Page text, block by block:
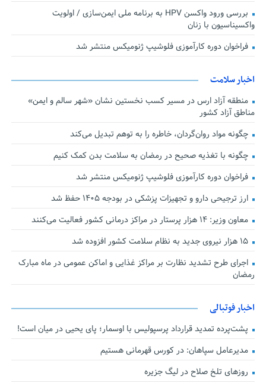
بررسی ورود واکسن HPV به برنامه ملی ایمن‌سازی / اولویت
واکسیناسیون با زنان
فراخوان دوره کارآموزی فلوشیپ ژنومیکس منتشر شد
اخبار سلامت
منطقه آزاد ارس در مسیر کسب نخستین نشان «شهر سالم و ایمن»
مناطق آزاد کشور
چگونه مواد روان‌گردان، خاطره را به توهم تبدیل می‌کند
چگونه با تغذیه صحیح در رمضان به سلامت بدن کمک کنیم
فراخوان دوره کارآموزی فلوشیپ ژنومیکس منتشر شد
ارز ترجیحی دارو و تجهیزات پزشکی در بودجه ۱۴۰۵ حفظ شد
معاون وزیر: ۱۴ هزار پرستار در مراکز درمانی کشور فعالیت می‌کنند
۱۵ هزار نیروی جدید به نظام سلامت کشور افزوده شد
اجرای طرح تشدید نظارت بر مراکز غذایی و اماکن عمومی در ماه مبارک
رمضان
اخبار فوتبالی
پشت‌پرده تمدید قرارداد پرسپولیس با اوسمار؛ پای یحیی در میان است!
مدیرعامل سپاهان: در کورس قهرمانی هستیم
روزهای تلخ صلاح در لیگ جزیره